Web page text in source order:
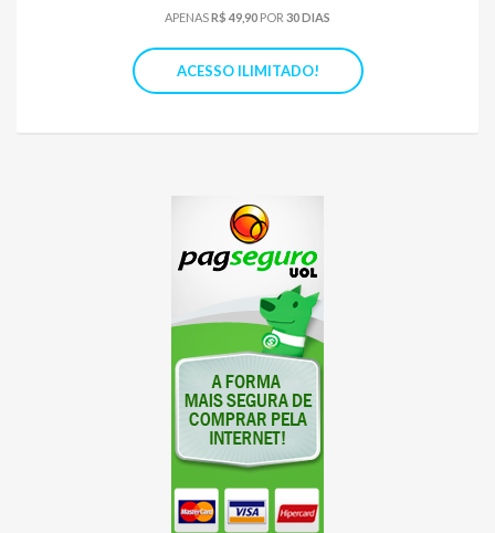
APENASR$ 49,90 POR 30 DIAS
ACESSO ILIMITADO!